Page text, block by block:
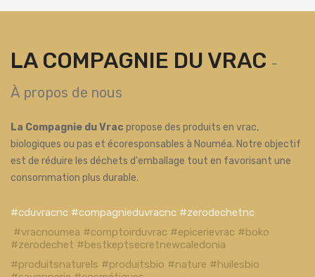
LA COMPAGNIE DU VRAC -
À propos de nous
La Compagnie du Vrac propose des produits en vrac,
biologiques ou pas et écoresponsables à Nouméa. Notre objectif
est de réduire les déchets d'emballage tout en favorisant une
consommation plus durable.
#cduvracnc #compagnieduvracnc #zerodechetnc
#vracnoumea #comptoirduvrac #epicerievrac #boko
#zerodechet #bestkeptsecretnewcaledonia
#produitsnaturels #produitsbio #nature #huilesbio